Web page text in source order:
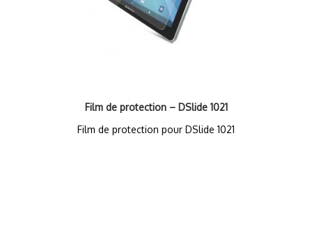
Film de protection – DSlide 1021
Film de protection pour DSlide 1021